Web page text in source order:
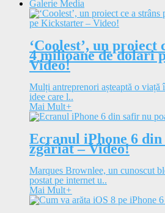
Galerie Media
‘Coolest’, un proiect
4 milioane de dolari
Video!
Mulți antreprenori așteaptă o viață
idee care l..
Mai Mult+
Ecranul iPhone 6
zgâriat – Video!
Marques Brownlee, un cunoscut
postat pe internet u..
Mai Mult+